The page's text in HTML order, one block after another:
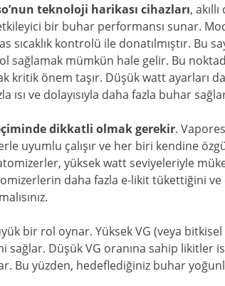
teknoloji harikası cihazları,
bir buhar performansı sunar.
sıcaklık kontrolü ile donatılmıştır. Bu
sağlamak mümkün hale gelir. Bu
kritik önem taşır. Düşük watt ayarları
ısı ve dolayısıyla daha fazla buhar
dikkatli olmak gerekir.
uyumlu çalışır ve her biri kendine
yüksek watt seviyeleriyle
daha fazla e-likit tükettiğini
bir rol oynar. Yüksek VG (veya
Düşük VG oranına sahip likitler
Bu yüzden, hedeflediğiniz buhar